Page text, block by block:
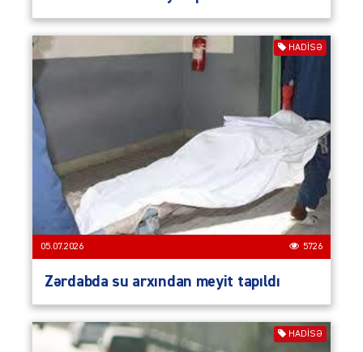
HADISƏ
05.07.2026 5726
Zərdabda su arxından meyit tapıldı
HADISƏ